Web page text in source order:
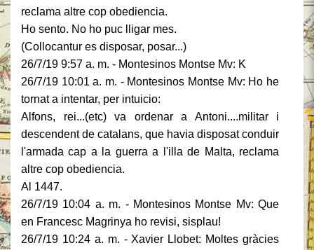
reclama altre cop obediencia.
Ho sento. No ho puc lligar mes.
(Collocantur es disposar, posar...)
26/7/19 9:57 a. m. - Montesinos Montse Mv: K
26/7/19 10:01 a. m. - Montesinos Montse Mv: Ho he
tornat a intentar, per intuicio:
Alfons, rei...(etc) va ordenar a Antoni....militar i
descendent de catalans, que havia disposat conduir
l'armada cap a la guerra a l'illa de Malta, reclama
altre cop obediencia.
Al 1447.
26/7/19 10:04 a. m. - Montesinos Montse Mv: Que
en Francesc Magrinya ho revisi, sisplau!
26/7/19 10:24 a. m. - Xavier Llobet: Moltes gràcies